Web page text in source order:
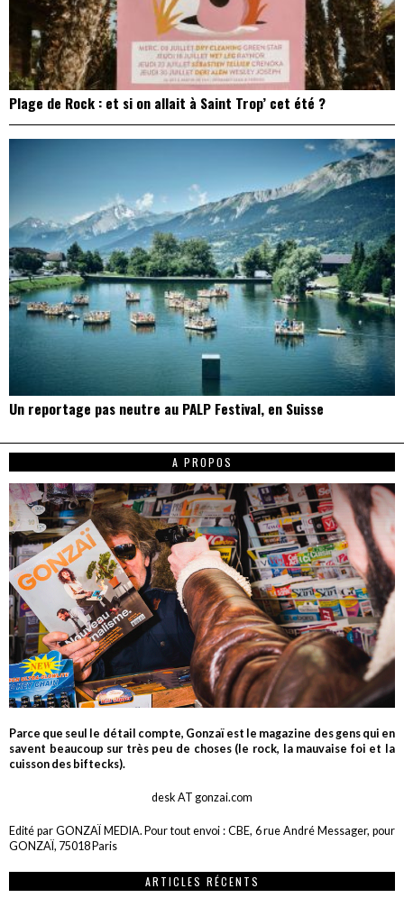
Plage de Rock : et si on allait à Saint Trop’ cet été ?
Un reportage pas neutre au PALP Festival, en Suisse
A PROPOS
Parce que seul le détail compte, Gonzaï est le magazine des gens qui en
savent beaucoup sur très peu de choses (le rock, la mauvaise foi et la
cuisson des biftecks).
desk AT gonzai.com
Edité par GONZAÏ MEDIA. Pour tout envoi : CBE, 6 rue André Messager, pour
GONZAÏ, 75018 Paris
ARTICLES RÉCENTS